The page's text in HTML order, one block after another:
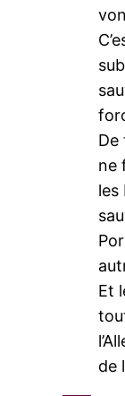
De
ne
les
Et
de